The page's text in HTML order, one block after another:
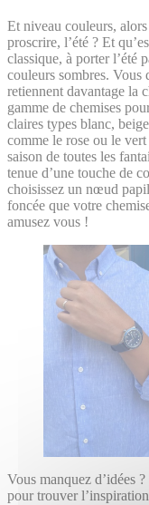
Et niveau couleurs,
proscrire, l’été ? Et
classique, à porter l’été
couleurs sombres. Vous
retiennent davantage la
gamme de chemises
claires types blanc,
comme le rose ou le
saison de toutes les
tenue d’une touche de
choisissez un nœud
foncée que votre
amusez vous !
Vous manquez d’idées
pour trouver